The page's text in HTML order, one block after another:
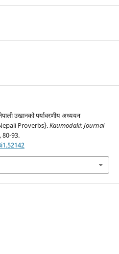
उखानको पर्यावरणीय अध्ययन
Proverbs}.Kaumodaki: Journal
80-93.